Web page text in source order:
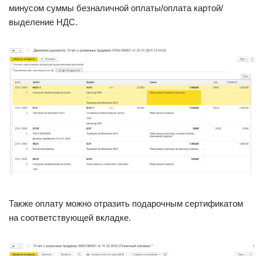
минусом суммы безналичной оплаты/оплата картой/
выделение НДС.
Также оплату можно отразить подарочным сертификатом
на соответствующей вкладке.